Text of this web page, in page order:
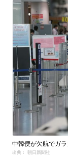
中韓便が欠航でガ
出典： 朝日新聞社